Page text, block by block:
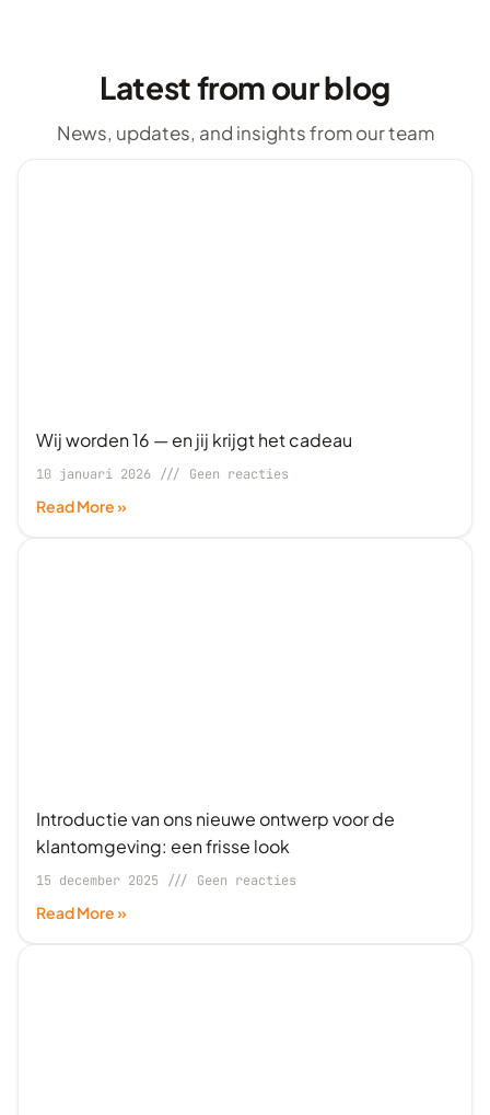
Latest from our blog
News, updates, and insights from our team
Wij worden 16 — en jij krijgt het cadeau
10 januari 2026 Geen reacties
Read More »
Introductie van ons nieuwe ontwerp voor de
klantomgeving: een frisse look
15 december 2025 Geen reacties
Read More »